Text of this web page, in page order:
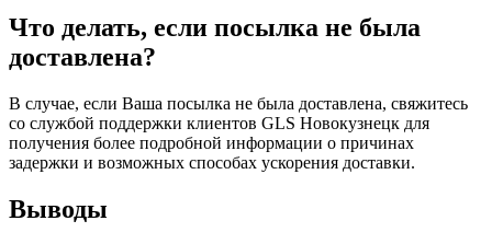
Что делать, если посылка не была
доставлена?
В случае, если Ваша посылка не была доставлена, свяжитесь
со службой поддержки клиентов GLS Новокузнецк для
получения более подробной информации о причинах
задержки и возможных способах ускорения доставки.
Выводы